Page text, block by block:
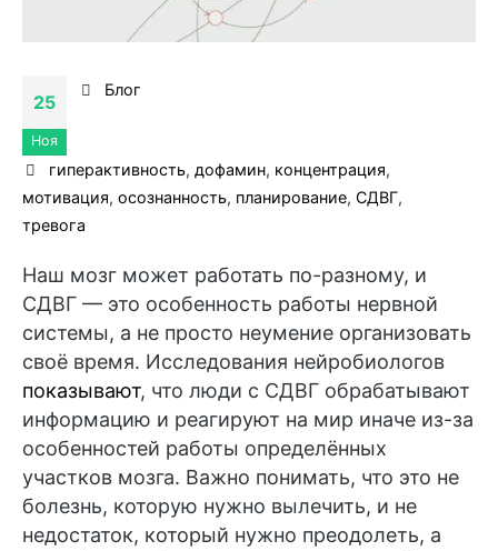
25
Ноя
Блог
гиперактивность, дофамин, концентрация,
мотивация, осознанность, планирование, СДВГ,
тревога
Наш мозг может работать по-разному, и
СДВГ — это особенность работы нервной
системы, а не просто неумение организовать
своё время. Исследования нейробиологов
показывают, что люди с СДВГ обрабатывают
информацию и реагируют на мир иначе из-за
особенностей работы определённых
участков мозга. Важно понимать, что это не
болезнь, которую нужно вылечить, и не
недостаток, который нужно преодолеть, а